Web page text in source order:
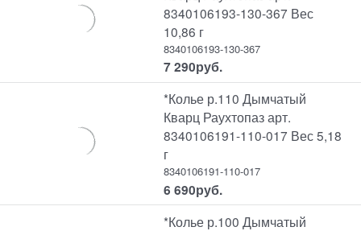
8340106193-130-367 Вес
10,86 г
8340106193-130-367
7 290руб.
*Колье р.110 Дымчатый
Кварц Раухтопаз арт.
8340106191-110-017 Вес 5,18
г
8340106191-110-017
6 690руб.
*Колье р.100 Дымчатый